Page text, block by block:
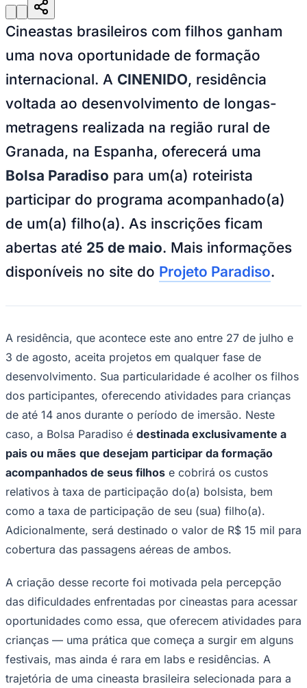
Bairros de Americana
CentroJardim Girassol
NamoradosJardim São PauloParque UniversitárioAntônio
PaulistanoQuilombo
Guia de Empresas
Publicidade Legal
Hub de Negócios
Selo Verificado
Agenda de Vestibulares
Concursos
Panorama Econômico
Panorama Econômico
Verificar Empresa
Novo
Anunciar VagasNovo
Publicidade Legal
NBA
NFL
Fórmula 1
UFC
Tênis (ATP)
MLB
NHL
Atletismo
Vôlei
NBB
Competições de Futebol
Brasileirão Série A
Brasileirão Série B
Libertadores
Sul-Americana
Champions League
Premier League
La Liga
Bundesliga
Mundial 2026
Cineastas brasileiros com filhos ganham
uma nova oportunidade de formação
internacional. A CINENIDO, residência
voltada ao desenvolvimento de longas-
metragens realizada na região rural de
Granada, na Espanha, oferecerá uma
Bolsa Paradiso para um(a) roteirista
participar do programa acompanhado(a)
de um(a) filho(a). As inscrições ficam
abertas até 25 de maio. Mais informações
disponíveis no site do Projeto Paradiso.
A residência, que acontece este ano entre 27 de julho e
3 de agosto, aceita projetos em qualquer fase de
desenvolvimento. Sua particularidade é acolher os filhos
dos participantes, oferecendo atividades para crianças
de até 14 anos durante o período de imersão. Neste
caso, a Bolsa Paradiso é destinada exclusivamente a
pais ou mães que desejam participar da formação
acompanhados de seus filhos e cobrirá os custos
relativos à taxa de participação do(a) bolsista, bem
como a taxa de participação de seu (sua) filho(a).
Adicionalmente, será destinado o valor de R$ 15 mil para
cobertura das passagens aéreas de ambos.
A criação desse recorte foi motivada pela percepção
das dificuldades enfrentadas por cineastas para acessar
oportunidades como essa, que oferecem atividades para
crianças — uma prática que começa a surgir em alguns
festivais, mas ainda é rara em labs e residências. A
trajetória de uma cineasta brasileira selecionada para a